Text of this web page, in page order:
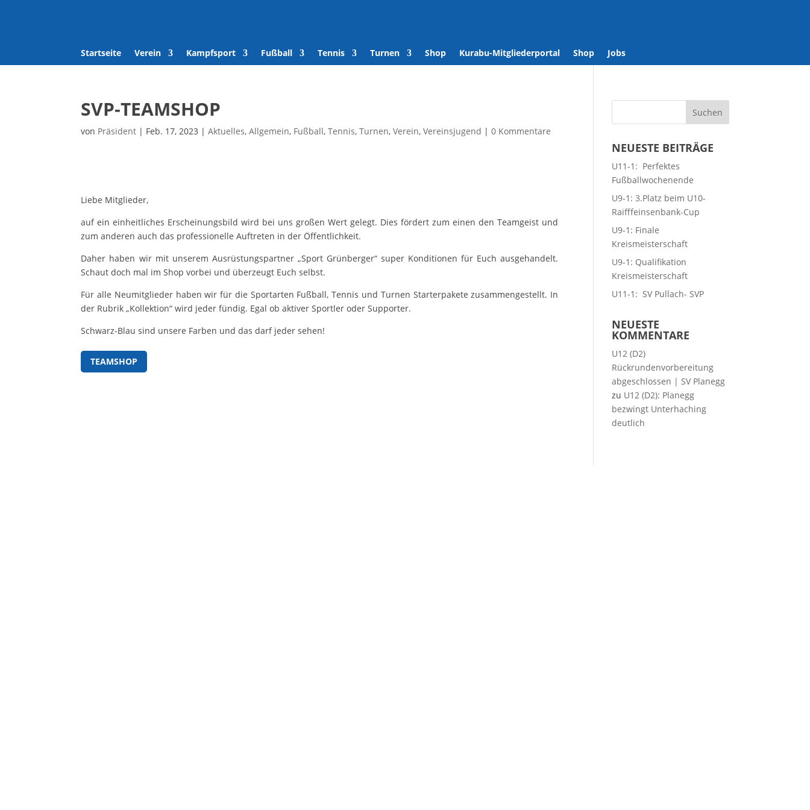
Startseite
Verein Kampfsport Fußball Tennis Turnen Shop Kurabu-Mitgliederportal Shop Jobs
SVP-TEAMSHOP
von Präsident | Feb. 17, 2023 |Aktuelles,Allgemein, Fußball,Tennis,Turnen,Verein,Vereinsjugend |0 Kommentare
Liebe Mitglieder,
auf ein einheitliches Erscheinungsbild wird bei uns großen Wert gelegt. Dies fördert zum einen den Teamgeist und
zum anderen auch das professionelle Auftreten in der Öffentlichkeit.
Daher haben wir mit unserem Ausrüstungspartner „Sport Grünberger“ super Konditionen für Euch ausgehandelt.
Schaut doch mal im Shop vorbei und überzeugt Euch selbst.
Für alle Neumitglieder haben wir für die Sportarten Fußball, Tennis und Turnen Starterpakete zusammengestellt. In
der Rubrik „Kollektion“ wird jeder fündig. Egal ob aktiver Sportler oder Supporter.
Schwarz-Blau sind unsere Farben und das darf jeder sehen!
TEAMSHOP
NEUESTE BEITRÄGE
U11-1: Perfektes
Fußballwochenende
U9-1: 3.Platz beim U10-
Raifffeinsenbank-Cup
U9-1: Finale
Kreismeisterschaft
U9-1: Qualifikation
Kreismeisterschaft
U11-1: SV Pullach- SVP
NEUESTE
KOMMENTARE
U12 (D2)
Rückrundenvorbereitung
abgeschlossen | SV Planegg
zu U12 (D2): Planegg
bezwingt Unterhaching
deutlich